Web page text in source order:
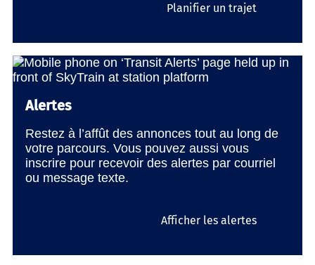
Planifier un trajet
Alertes
Restez à l’affût des annonces tout au long de
votre parcours. Vous pouvez aussi vous
inscrire pour recevoir des alertes par courriel
ou message texte.
Afficher les alertes